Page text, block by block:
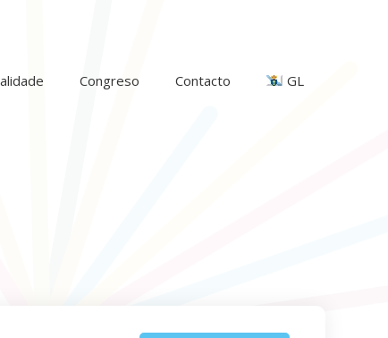
Congreso Contacto GL